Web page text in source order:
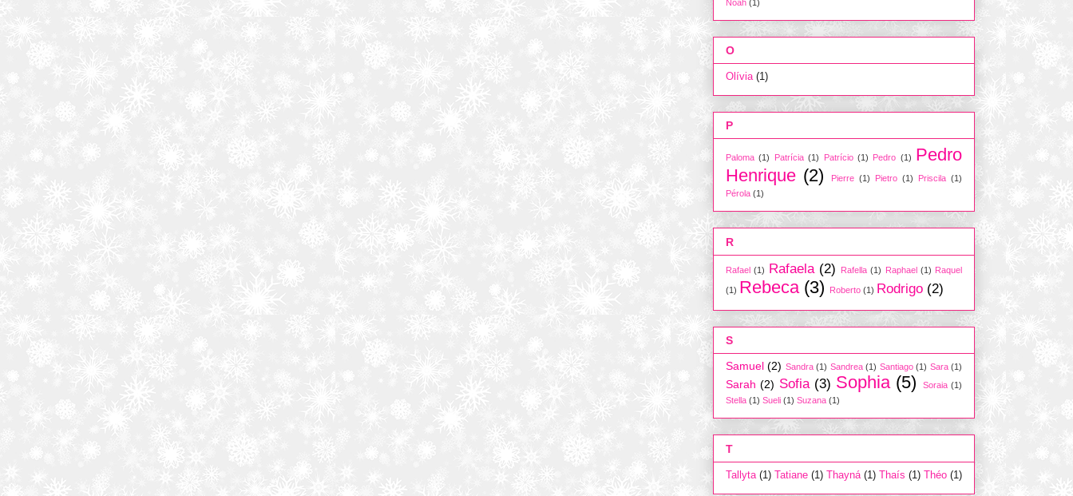
Noah (1)
O
Olívia (1)
P
Paloma (1) Patrícia (1) Patrício (1) Pedro (1) Pedro
Henrique (2) Pierre (1) Pietro (1) Priscila (1)
Pérola (1)
R
Rafael (1) Rafaela (2) Rafella (1) Raphael (1) Raquel
(1) Rebeca (3) Roberto (1) Rodrigo (2)
S
Samuel (2) Sandra (1) Sandrea (1) Santiago (1) Sara (1)
Sarah (2) Sofia (3) Sophia (5) Soraia (1)
Stella (1) Sueli (1) Suzana (1)
T
Tallyta (1) Tatiane (1) Thayná (1) Thaís (1) Théo (1)